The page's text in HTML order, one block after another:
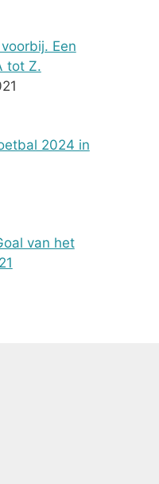
Een
tot Z.
2024 in
van het